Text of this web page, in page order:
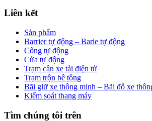
Liên kết
Sản phẩm
Barrier tự động – Barie tự động
Cổng tự động
Cửa tự động
Trạm cân xe tải điện tử
Trạm trộn bê tông
Bãi giữ xe thông minh – Bãi đỗ xe
Kiểm soát thang máy
Tìm chúng tôi trên